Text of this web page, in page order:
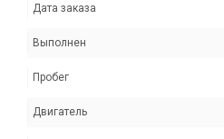
Дата заказа
Выполнен
Пробег
Двигатель